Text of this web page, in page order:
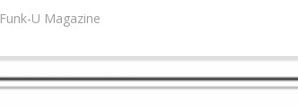
Funk-U Magazine